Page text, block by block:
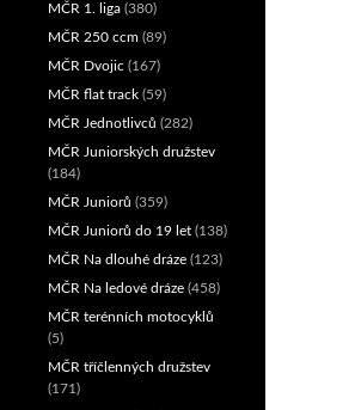
MČR 1. liga (380)
MČR 250 ccm (89)
MČR Dvojic (167)
MČR flat track (59)
MČR Jednotlivců (282)
MČR Juniorských družstev
(184)
MČR Juniorů (359)
MČR Juniorů do 19 let (138)
MČR Na dlouhé dráze (123)
MČR Na ledové dráze (458)
MČR terénních motocyklů
(5)
MČR tříčlenných družstev
(171)